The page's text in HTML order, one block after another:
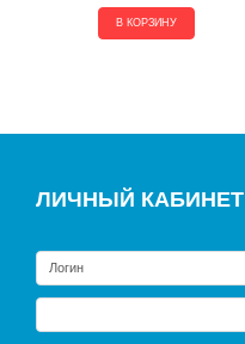
В КОРЗИНУ
ЛИЧНЫЙ КАБИНЕТ